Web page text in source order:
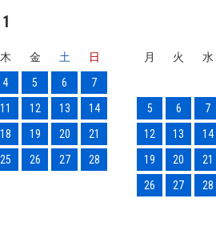
1
木 金 土
日
4 5 6
7
11 12 13
14
18 19 20
21
25 26 27
28
月 火 水
5
6 7
12
13 14
19
20 21
26
27 28